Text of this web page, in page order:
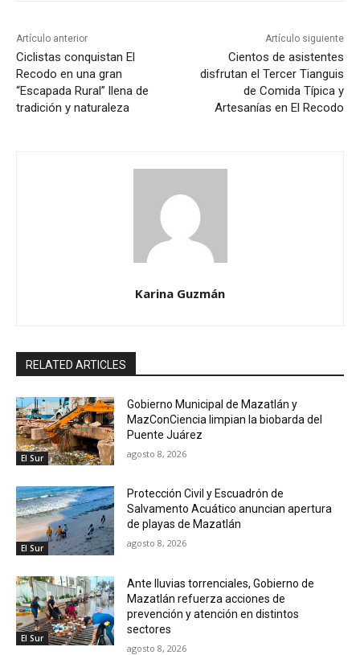
Artículo anterior
Ciclistas conquistan El
Recodo en una gran
“Escapada Rural” llena de
tradición y naturaleza
Artículo siguiente
Cientos de asistentes
disfrutan el Tercer Tianguis
de Comida Típica y
Artesanías en El Recodo
Karina Guzmán
RELATED ARTICLES
El Sur
Gobierno Municipal de Mazatlán y
MazConCiencia limpian la biobarda del
Puente Juárez
agosto 8, 2026
El Sur
Protección Civil y Escuadrón de
Salvamento Acuático anuncian apertura
de playas de Mazatlán
agosto 8, 2026
El Sur
Ante lluvias torrenciales, Gobierno de
Mazatlán refuerza acciones de
prevención y atención en distintos
sectores
agosto 8, 2026